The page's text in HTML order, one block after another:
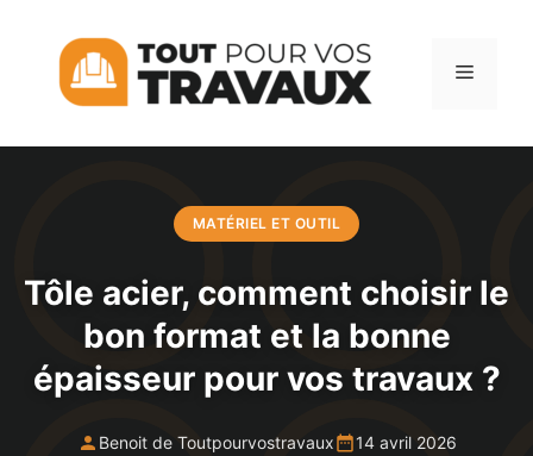
contenu
Menu
MATÉRIEL ET OUTIL
Tôle acier, comment choisir le
bon format et la bonne
épaisseur pour vos travaux ?
Benoit de Toutpourvostravaux
14 avril 2026